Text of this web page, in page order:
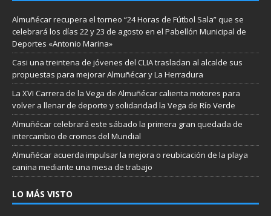
Almuñécar recupera el torneo “24 Horas de Fútbol Sala” que se
celebrará los días 22 y 23 de agosto en el Pabellón Municipal de
Deportes «Antonio Marina»
Casi una treintena de jóvenes del CLIA trasladan al alcalde sus
propuestas para mejorar Almuñécar y La Herradura
La XVI Carrera de la Vega de Almuñécar calienta motores para
volver a llenar de deporte y solidaridad la Vega de Río Verde
Almuñécar celebrará este sábado la primera gran quedada de
intercambio de cromos del Mundial
Almuñécar acuerda impulsar la mejora o reubicación de la playa
canina mediante una mesa de trabajo
LO MÁS VISTO